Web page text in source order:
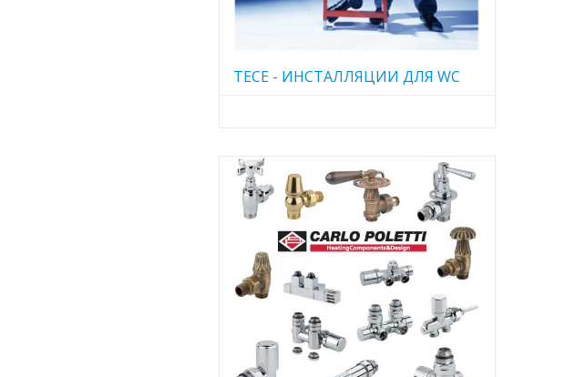
TECE - ИНСТАЛЛЯЦИИ ДЛЯ WC